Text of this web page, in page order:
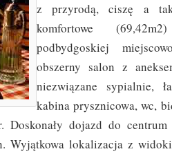
z przyrodą, ciszę a
komfortowe
podbydgoskiej
obszerny salon z
niezwiązane sypialnie,
kabina prysznicowa, wc,
Doskonały dojazd do
Wyjątkowa lokalizacja z